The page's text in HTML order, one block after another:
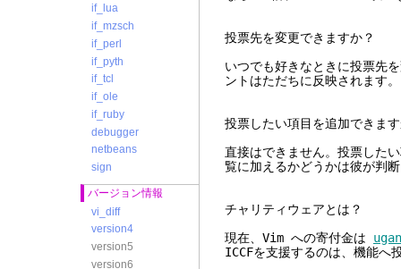
if_lua
if_mzsch
if_perl
if_pyth
if_tcl
if_ole
if_ruby
debugger
netbeans
sign
バージョン情報
vi_diff
version4
version5
version6
投票先を変更できますか？
いつでも好きなときに投票先
ントはただちに反映されます。
投票したい項目を追加できま
直接はできません。投票した
覧に加えるかどうかは彼が判
チャリティウェアとは？
現在、Vim への寄付金は
ICCFを支援するのは、機能へ